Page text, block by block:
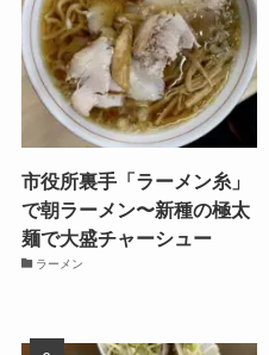
市役所裏手「ラーメン糸」
で朝ラーメン〜新種の極太
麺で大盛チャーシュー
ラーメン